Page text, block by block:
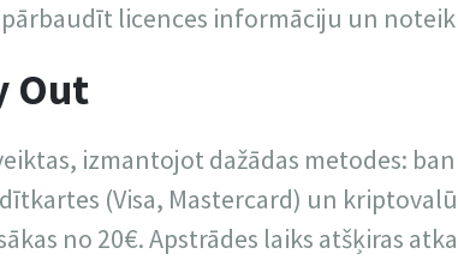
pārbaudīt licences informāciju un
Out
izmantojot dažādas metodes:
(Visa, Mastercard) un
no 20€. Apstrādes laiks atšķiras